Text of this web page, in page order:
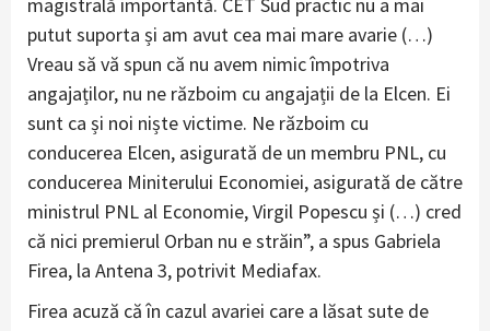
putut suporta și am avut cea mai mare avarie (…)
Vreau să vă spun că nu avem nimic împotriva
angajaților, nu ne războim cu angajații de la Elcen. Ei
sunt ca și noi niște victime. Ne războim cu
conducerea Elcen, asigurată de un membru PNL, cu
conducerea Miniterului Economiei, asigurată de către
ministrul PNL al Economie, Virgil Popescu și (…) cred
că nici premierul Orban nu e străin”, a spus Gabriela
Firea, la Antena 3, potrivit Mediafax.
Firea acuză că în cazul avariei care a lăsat sute de